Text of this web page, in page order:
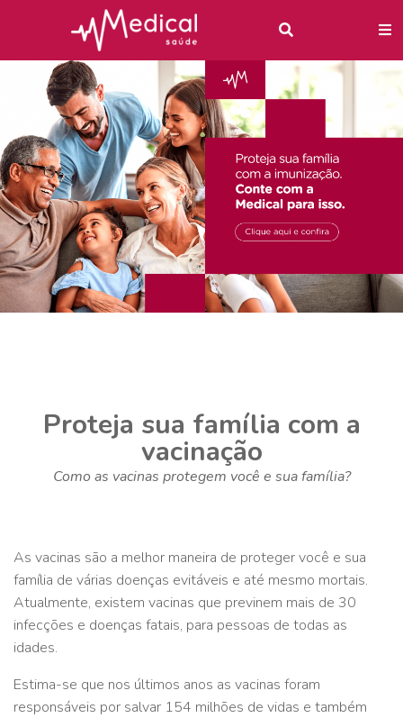
Proteja sua família com a
vacinação
Como as vacinas protegem você e sua família?
As vacinas são a melhor maneira de proteger você e sua
família de várias doenças evitáveis e até mesmo mortais.
Atualmente, existem vacinas que previnem mais de 30
infecções e doenças fatais, para pessoas de todas as
idades.
Estima-se que nos últimos anos as vacinas foram
responsáveis por salvar 154 milhões de vidas e também